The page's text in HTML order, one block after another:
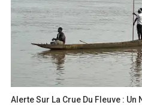
Alerte Sur La Crue Du Fleuve :